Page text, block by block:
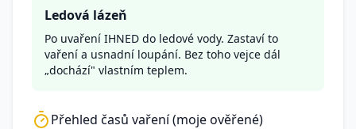
Ledová lázeň
Po uvaření IHNED do ledové vody. Zastaví to
vaření a usnadní loupání. Bez toho vejce dál
„dochází" vlastním teplem.
Přehled časů vaření (moje ověřené)